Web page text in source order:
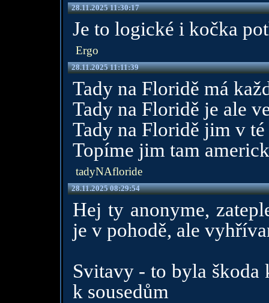
28.11.2025 11:30:17
Je to logické i kočka
Ergo
28.11.2025 11:11:39
Tady na Floridě má
Tady na Floridě je ale
Tady na Floridě jim v
Topíme jim tam
tadyNAfloride
28.11.2025 08:29:54
Hej ty anonyme,
je v pohodě, ale
Svitavy - to byla škoda
k sousedům